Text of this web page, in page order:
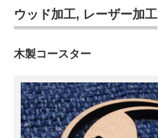
ウッド加工, レーザー加工
木製コースター